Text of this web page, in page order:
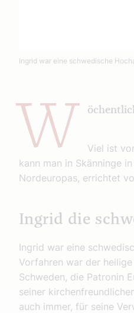
Ingrid war eine schwedische
W
Viel ist
kann man in Skänninge
Nordeuropas, errichtet
Ingrid die
Ingrid war eine
Vorfahren war der
Schweden, die Patronin
seiner
auch immer, für seine